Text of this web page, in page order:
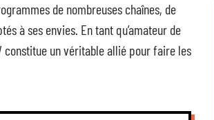
de nombreuses chaînes, de
à ses envies. En tant qu’amateur de
constitue un véritable allié pour faire les